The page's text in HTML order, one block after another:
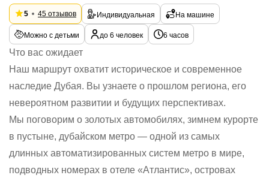
5 45 отзывов Индивидуальная На машине
Можно с детьми до 6 человек 6 часов
Что вас ожидает
Наш маршрут охватит историческое и современное
наследие Дубая. Вы узнаете о прошлом региона, его
невероятном развитии и будущих перспективах.
Мы поговорим о золотых автомобилях, зимнем курорте
в пустыне, дубайском метро — одной из самых
длинных автоматизированных систем метро в мире,
подводных номерах в отеле «Атлантис», островах